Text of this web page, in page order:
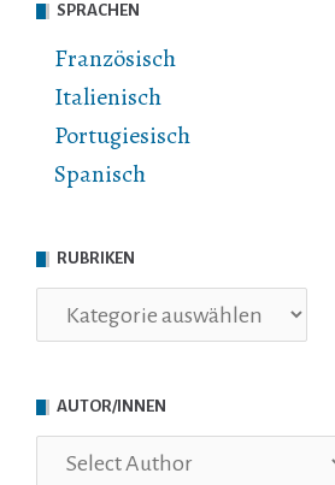
SPRACHEN
Französisch
Italienisch
Portugiesisch
Spanisch
RUBRIKEN
Rubriken
AUTOR/INNEN